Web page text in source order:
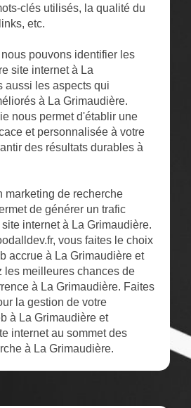
clés utilisés, la qualité du
etc.
pouvons identifier les
site internet à La
aussi les aspects qui
à La Grimaudière.
nous permet d'établir une
et personnalisée à votre
des résultats durables à
marketing de recherche
de générer un trafic
internet à La Grimaudière.
vous faites le choix
accrue à La Grimaudière et
les meilleures chances de
à La Grimaudière. Faites
la gestion de votre
à La Grimaudière et
internet au sommet des
à La Grimaudière.